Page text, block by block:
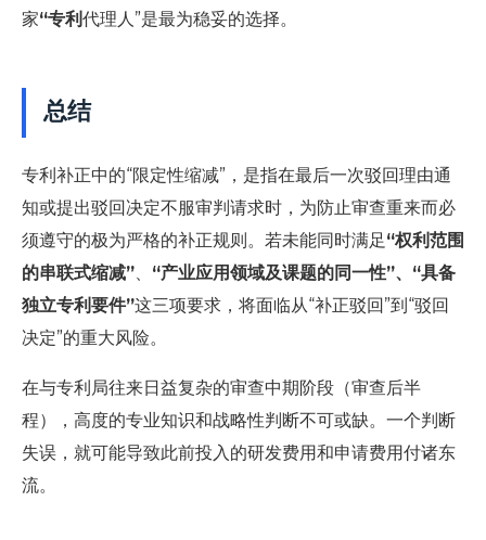
家“专利代理人”是最为稳妥的选择。
总结
专利补正中的“限定性缩减”，是指在最后一次驳回理由通
知或提出驳回决定不服审判请求时，为防止审查重来而必
须遵守的极为严格的补正规则。若未能同时满足“权利范围
的串联式缩减”、 “产业应用领域及课题的同一性”、“具备
独立专利要件”这三项要求，将面临从“补正驳回”到“驳回
决定”的重大风险。
在与专利局往来日益复杂的审查中期阶段（审查后半
程），高度的专业知识和战略性判断不可或缺。一个判断
失误，就可能导致此前投入的研发费用和申请费用付诸东
流。